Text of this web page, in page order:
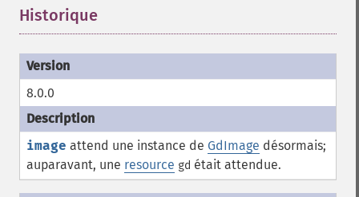
Historique
8.0.0
image attend une instance de GdImage désormais;
auparavant, une resource gd était attendue.